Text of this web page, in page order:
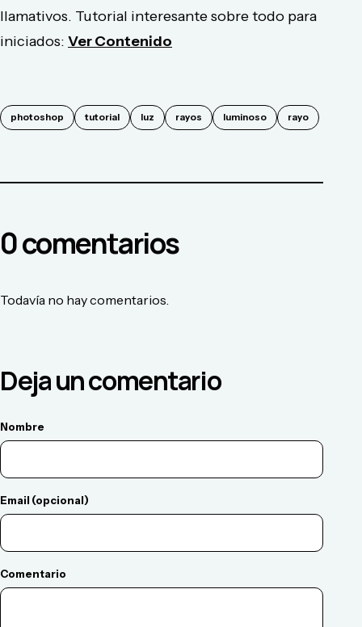
llamativos. Tutorial interesante sobre todo para
iniciados: Ver Contenido
photoshop tutorial luz rayos luminoso rayo
0comentarios
Todavía no hay comentarios.
Deja un comentario
Nombre
Email (opcional)
Comentario